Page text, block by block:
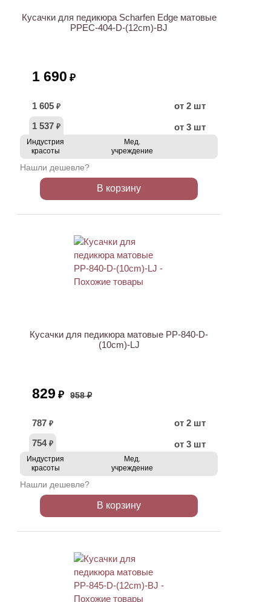
Кусачки для педикюра Scharfen Edge матовые
PPEC-404-D-(12cm)-BJ
1 690 ₽
1 605 ₽
от 2 шт
1 537 ₽ от 3 шт
Индустрия
красоты
Мед.
учреждение
Нашли дешевле?
В корзину
Кусачки для педикюра матовые PP-840-D-
(10cm)-LJ
829 ₽ 958 ₽
787 ₽
от 2 шт
754 ₽ от 3 шт
Индустрия
красоты
Мед.
учреждение
Нашли дешевле?
В корзину